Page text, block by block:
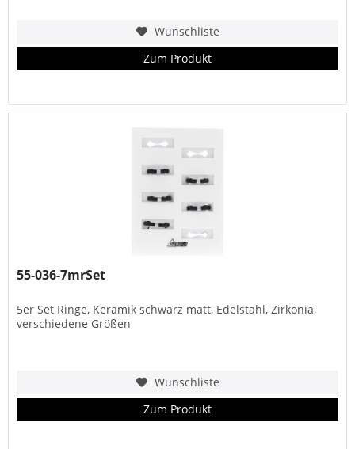
Wunschliste
Zum Produkt
55-036-7mrSet
5er Set Ringe, Keramik schwarz matt, Edelstahl, Zirkonia,
verschiedene Größen
Wunschliste
Zum Produkt